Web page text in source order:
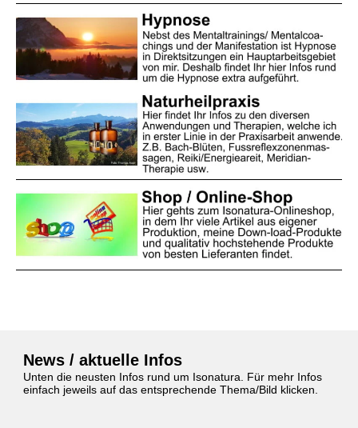
News / aktuelle Infos
Unten die neusten Infos rund um Isonatura. Für mehr Infos
einfach jeweils auf das entsprechende Thema/Bild klicken.